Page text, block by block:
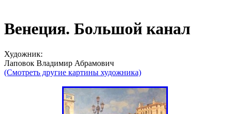
Венеция. Большой канал
Художник:
Лаповок Владимир Абрамович
(Смотреть другие картины художника)